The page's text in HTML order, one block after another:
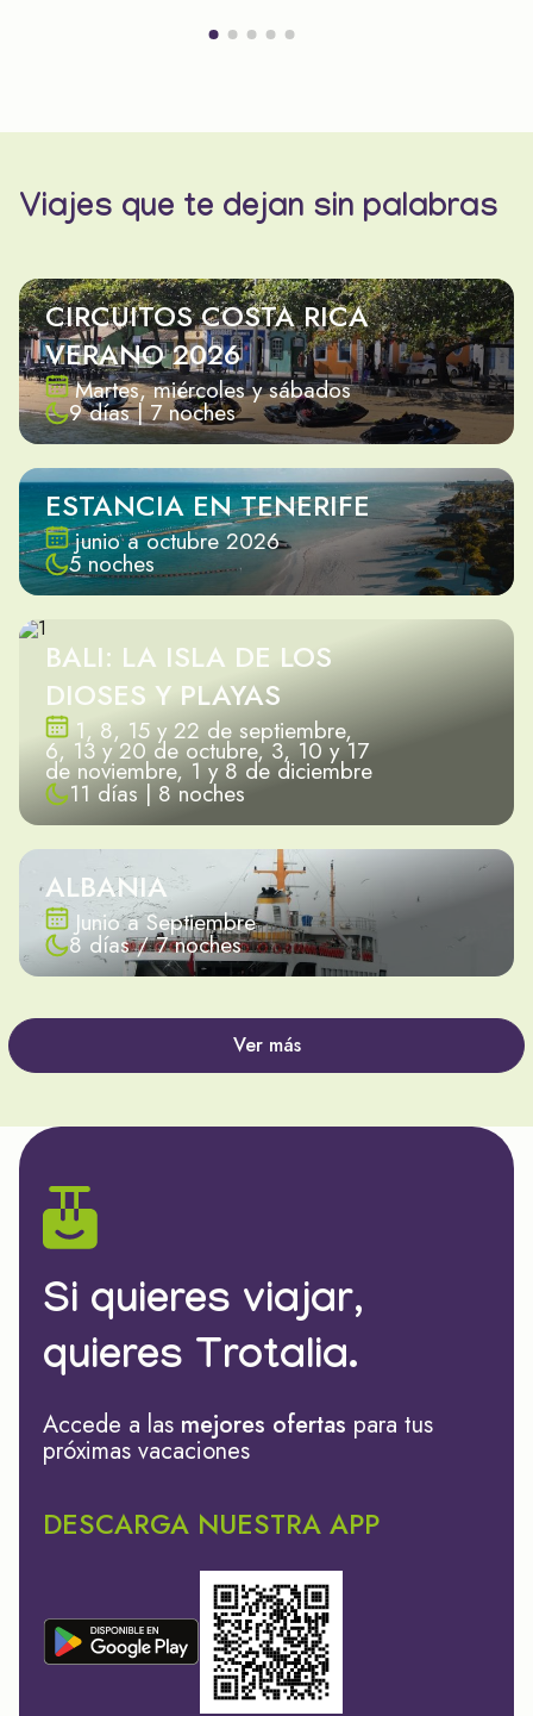
Viajes que te dejan sin palabras
CIRCUITOS COSTA RICA
VERANO 2026
Martes, miércoles y sábados
9 días | 7 noches
ESTANCIA EN TENERIFE
junio a octubre 2026
5 noches
BALI: LA ISLA DE LOS
DIOSES Y PLAYAS
1, 8, 15 y 22 de septiembre,
6, 13 y 20 de octubre, 3, 10 y 17
de noviembre, 1 y 8 de diciembre
11 días | 8 noches
ALBANIA
Junio a Septiembre
8 días / 7 noches
Ver más
Si quieres viajar,
quieres Trotalia.
Accede a las mejores ofertas para tus
próximas vacaciones
DESCARGA NUESTRA APP